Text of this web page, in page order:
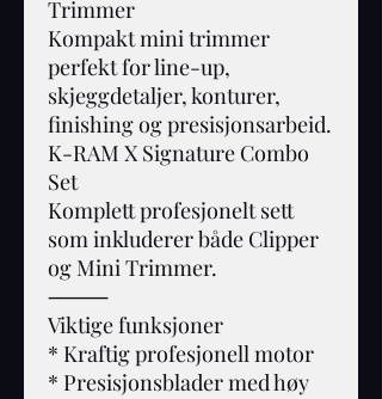
Trimmer
Kompakt mini trimmer
perfekt for line-up,
skjeggdetaljer, konturer,
finishing og presisjonsarbeid.
K-RAM X Signature Combo
Set
Komplett profesjonelt sett
som inkluderer både Clipper
og Mini Trimmer.
⸻
Viktige funksjoner
* Kraftig profesjonell motor
* Presisjonsblader med høy